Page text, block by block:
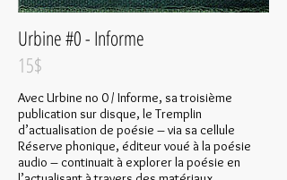
Urbine #0 - Informe
15$
Avec Urbine no 0 / Informe, sa troisième
publication sur disque, le Tremplin
d’actualisation de poésie – via sa cellule
Réserve phonique, éditeur voué à la poésie
audio – continuait à explorer la poésie en